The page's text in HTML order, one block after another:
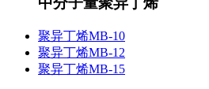
聚异丁烯MB-10
聚异丁烯MB-12
聚异丁烯MB-15